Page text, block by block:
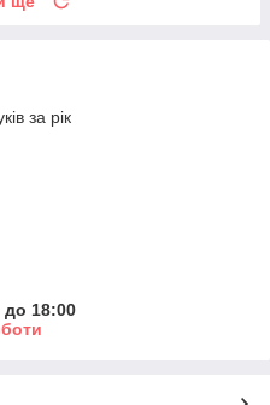
за рік
до 18:00